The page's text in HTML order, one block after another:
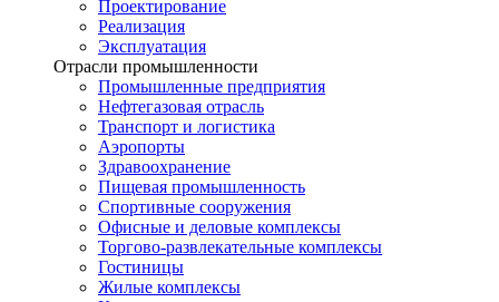
Проектирование
Реализация
Эксплуатация
Отрасли промышленности
Промышленные предприятия
Нефтегазовая отрасль
Транспорт и логистика
Аэропорты
Здравоохранение
Пищевая промышленность
Спортивные сооружения
Офисные и деловые комплексы
Торгово-развлекательные комплексы
Гостиницы
Жилые комплексы